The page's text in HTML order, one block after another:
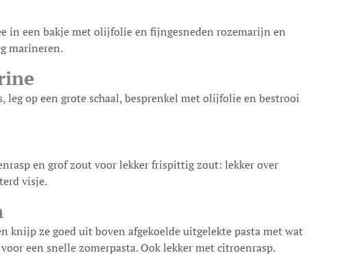
in een bakje met olijfolie en fijngesneden rozemarijn en
marineren.
leg op een grote schaal, besprenkel met olijfolie en bestrooi
en grof zout voor lekker frispittig zout: lekker over
visje.
knijp ze goed uit boven afgekoelde uitgelekte pasta met wat
een snelle zomerpasta. Ook lekker met citroenrasp.